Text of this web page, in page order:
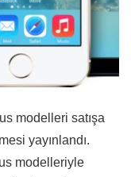
modelleri satışa
yayınlandı.
modelleriyle